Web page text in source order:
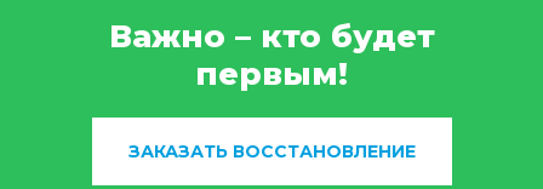
Важно – кто будет
первым!
ЗАКАЗАТЬ ВОССТАНОВЛЕНИЕ